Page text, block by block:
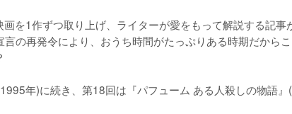
を1作ずつ取り上げ、ライターが愛をもって解説する記事
の再発令により、おうち時間がたっぷりある時期だから
年)に続き、第18回は『パフューム ある人殺しの物語